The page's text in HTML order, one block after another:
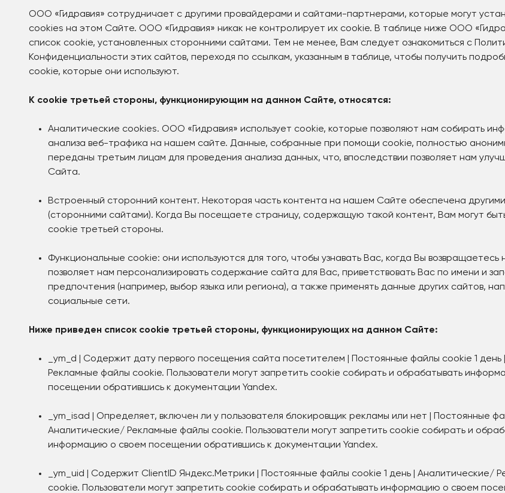
ООО «Гидравия» сотрудничает с другими провайдерами и сайтами-партнерами, которые могут
cookies на этом Сайте. ООО «Гидравия» никак не контролирует их cookie. В таблице ниже ООО
список cookie, установленных сторонними сайтами. Тем не менее, Вам следует ознакомиться с
Конфиденциальности этих сайтов, переходя по ссылкам, указанным в таблице, чтобы получить
cookie, которые они используют.
К cookie третьей стороны, функционирующим на данном Сайте, относятся:
Аналитические cookies. ООО «Гидравия» использует cookie, которые позволяют нам собирать
анализа веб-трафика на нашем сайте. Данные, собранные при помощи cookie, полностью
переданы третьим лицам для проведения анализа данных, что, впоследствии позволяет нам
Сайта.
Встроенный сторонний контент. Некоторая часть контента на нашем Сайте обеспечена
(сторонними сайтами). Когда Вы посещаете страницу, содержащую такой контент, Вам могут
cookie третьей стороны.
Функциональные cookie: они используются для того, чтобы узнавать Вас, когда Вы
позволяет нам персонализировать содержание сайта для Вас, приветствовать Вас по имени и
предпочтения (например, выбор языка или региона), а также применять данные других сайтов,
социальные сети.
Ниже приведен список cookie третьей стороны, функционирующих на данном Сайте:
_ym_d | Содержит дату первого посещения сайта посетителем | Постоянные файлы cookie 1
Рекламные файлы cookie. Пользователи могут запретить cookie собирать и обрабатывать
посещении обратившись к документации Yandex.
_ym_isad | Определяет, включен ли у пользователя блокировщик рекламы или нет | Постоянные
Аналитические/ Рекламные файлы cookie. Пользователи могут запретить cookie собирать и
информацию о своем посещении обратившись к документации Yandex.
_ym_uid | Содержит ClientID Яндекс.Метрики | Постоянные файлы cookie 1 день | Аналитические/
cookie. Пользователи могут запретить cookie собирать и обрабатывать информацию о своем